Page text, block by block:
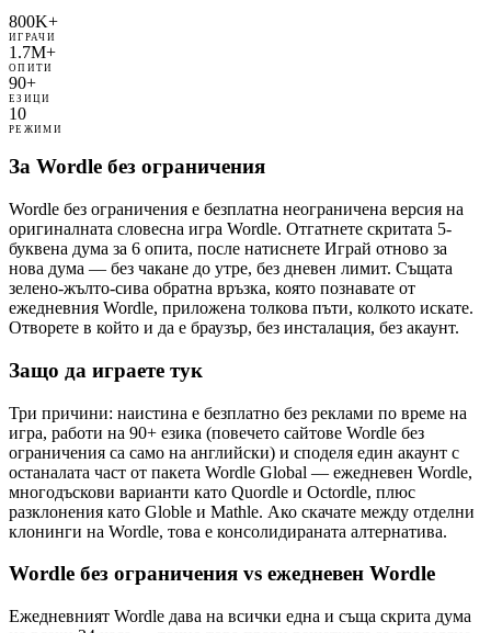
800K+
ИГРАЧИ
1.7M+
ОПИТИ
90+
ЕЗИЦИ
10
РЕЖИМИ
За Wordle без ограничения
Wordle без ограничения е безплатна неограничена версия на
оригиналната словесна игра Wordle. Отгатнете скритата 5-
буквена дума за 6 опита, после натиснете Играй отново за
нова дума — без чакане до утре, без дневен лимит. Същата
зелено-жълто-сива обратна връзка, която познавате от
ежедневния Wordle, приложена толкова пъти, колкото искате.
Отворете в който и да е браузър, без инсталация, без акаунт.
Защо да играете тук
Три причини: наистина е безплатно без реклами по време на
игра, работи на 90+ езика (повечето сайтове Wordle без
ограничения са само на английски) и споделя един акаунт с
останалата част от пакета Wordle Global — ежедневен Wordle,
многодъскови варианти като Quordle и Octordle, плюс
разклонения като Globle и Mathle. Ако скачате между отделни
клонинги на Wordle, това е консолидираната алтернатива.
Wordle без ограничения vs ежедневен Wordle
Ежедневният Wordle дава на всички една и съща скрита дума